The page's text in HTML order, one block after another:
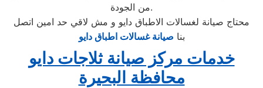
من الجودة.
محتاج صيانة لغسالات الاطباق دايو و مش لاقي حد امين اتصل
بنا صيانة غسالات اطباق دايو
خدمات مركز صيانة ثلاجات دايو
محافظة البحيرة